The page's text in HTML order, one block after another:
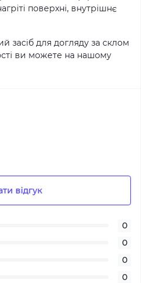
поверхні, внутрішнє
засіб для догляду за склом
ви можете на нашому
відгук
0
0
0
0